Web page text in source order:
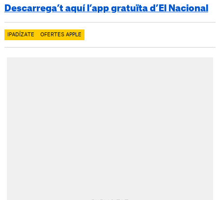
Descarrega’t aquí l’app gratuïta d’El Nacional
IPADÍZATE OFERTES APPLE